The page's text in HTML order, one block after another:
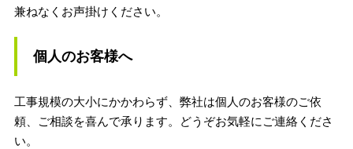
兼ねなくお声掛けください。
個人のお客様へ
工事規模の大小にかかわらず、弊社は個人のお客様のご依
頼、ご相談を喜んで承ります。どうぞお気軽にご連絡くださ
い。